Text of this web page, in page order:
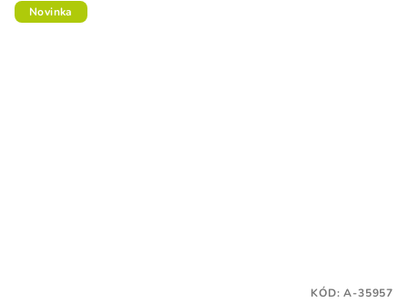
Novinka
KÓD:A-35957